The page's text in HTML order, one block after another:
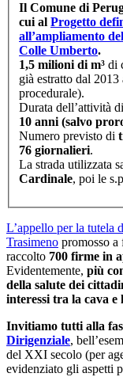
Il Comune di
cui al Progetto
all’ampliamento
Colle Umberto.
1,5 milioni di m³ di
già estratto dal
procedurale).
Durata dell’attività
10 anni (salvo
Numero previsto di
76 giornalieri.
La strada utilizzata
Cardinale, poi le
L’appello per la tutela
Trasimeno promosso
raccolto 700 firme in
Evidentemente, più
della salute dei
interessi tra la cava
Invitiamo tutti alla
Dirigenziale,
del XXI secolo (per
evidenziato gli aspetti